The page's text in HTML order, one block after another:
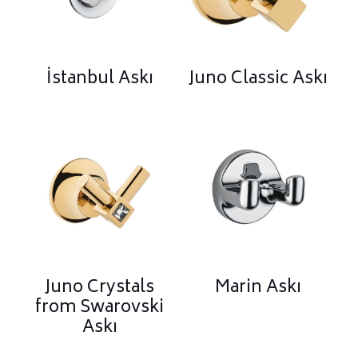
İstanbul Askı Juno Classic Askı
Juno Crystals
from Swarovski
Askı
Marin Askı